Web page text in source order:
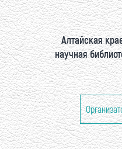
Алтайская
научная